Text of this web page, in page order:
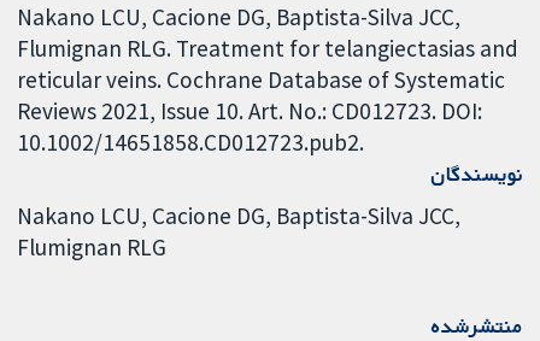
Nakano LCU, Cacione DG, Baptista-Silva JCC,
Flumignan RLG. Treatment for telangiectasias and
reticular veins. Cochrane Database of Systematic
Reviews 2021, Issue 10. Art. No.: CD012723. DOI:
10.1002/14651858.CD012723.pub2.
نویسندگان
Nakano LCU Cacione DG Baptista-Silva JCC
Flumignan RLG
منتشرشده